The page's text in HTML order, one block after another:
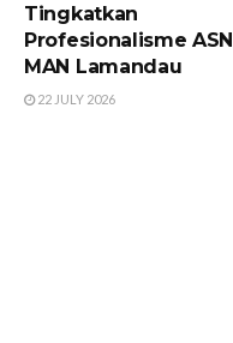
Tingkatkan
Profesionalisme ASN
MAN Lamandau
22 JULY 2026